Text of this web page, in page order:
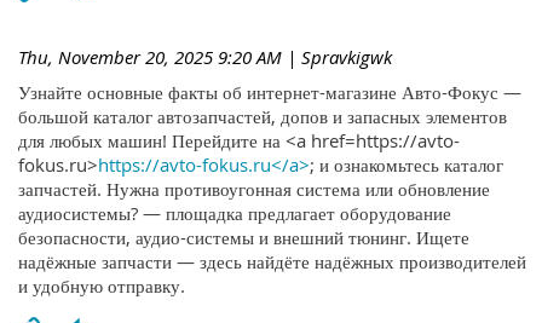
Thu, November 20, 2025 9:20 AM | Spravkigwk
Узнайте основные факты об интернет-магазине Авто-Фокус —
большой каталог автозапчастей, допов и запасных элементов
для любых машин! Перейдите на <a href=https://avto-
fokus.ru>https://avto-fokus.ru</a>; и ознакомьтесь каталог
запчастей. Нужна противоугонная система или обновление
аудиосистемы? — площадка предлагает оборудование
безопасности, аудио-системы и внешний тюнинг. Ищете
надёжные запчасти — здесь найдёте надёжных производителей
и удобную отправку.